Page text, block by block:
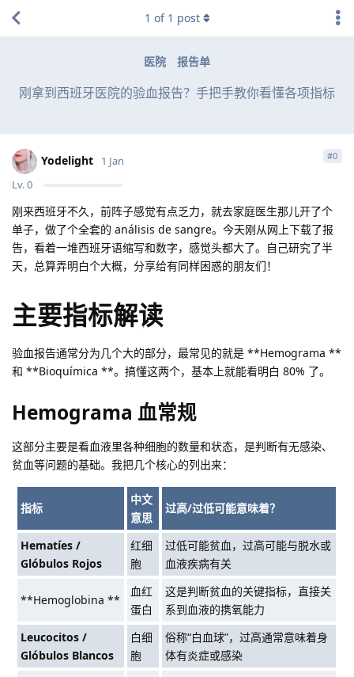
医院 报告单
刚拿到西班牙医院的验血报告？手把手教你看懂各项指标
1 of 1 post
Yodelight
Lv.0
1 Jan #0
刚来西班牙不久，前阵子感觉有点乏力，就去家庭医生那儿开了个
单子，做了个全套的 análisis de sangre。今天刚从网上下载了报
告，看着一堆西班牙语缩写和数字，感觉头都大了。自己研究了半
天，总算弄明白个大概，分享给有同样困惑的朋友们！
主要指标解读
验血报告通常分为几个大的部分，最常见的就是 **Hemograma **
和 **Bioquímica **。搞懂这两个，基本上就能看明白 80% 了。
Hemograma 血常规
这部分主要是看血液里各种细胞的数量和状态，是判断有无感染、
贫血等问题的基础。我把几个核心的列出来：
指标
中文
意思
过高/过低可能意味着？
Hematíes /
Glóbulos Rojos
红细
胞
过低可能贫血，过高可能与脱水或
血液疾病有关
**Hemoglobina **
血红
蛋白
这是判断贫血的关键指标，直接关
系到血液的携氧能力
Leucocitos /
Glóbulos Blancos
白细
胞
俗称“白血球”，过高通常意味着身
体有炎症或感染